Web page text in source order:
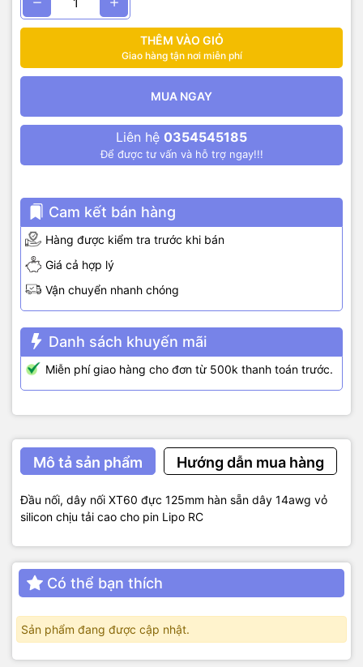
THÊM VÀO GIỎ
Giao hàng tận nơi miễn phí
MUA NGAY
Liên hệ 0354545185
Để được tư vấn và hỗ trợ ngay!!!
Cam kết bán hàng
Hàng được kiểm tra trước khi bán
Giá cả hợp lý
Vận chuyển nhanh chóng
Danh sách khuyến mãi
Miễn phí giao hàng cho đơn từ 500k thanh toán trước.
Mô tả sản phẩm Hướng dẫn mua hàng
Đầu nối, dây nối XT60 đực 125mm hàn sẵn dây 14awg vỏ
silicon chịu tải cao cho pin Lipo RC
Có thể bạn thích
Sản phẩm đang được cập nhật.